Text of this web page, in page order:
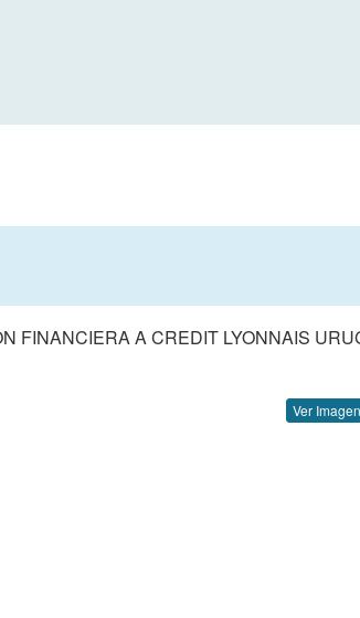
FINANCIERA A CREDIT LYONNAIS
Ver